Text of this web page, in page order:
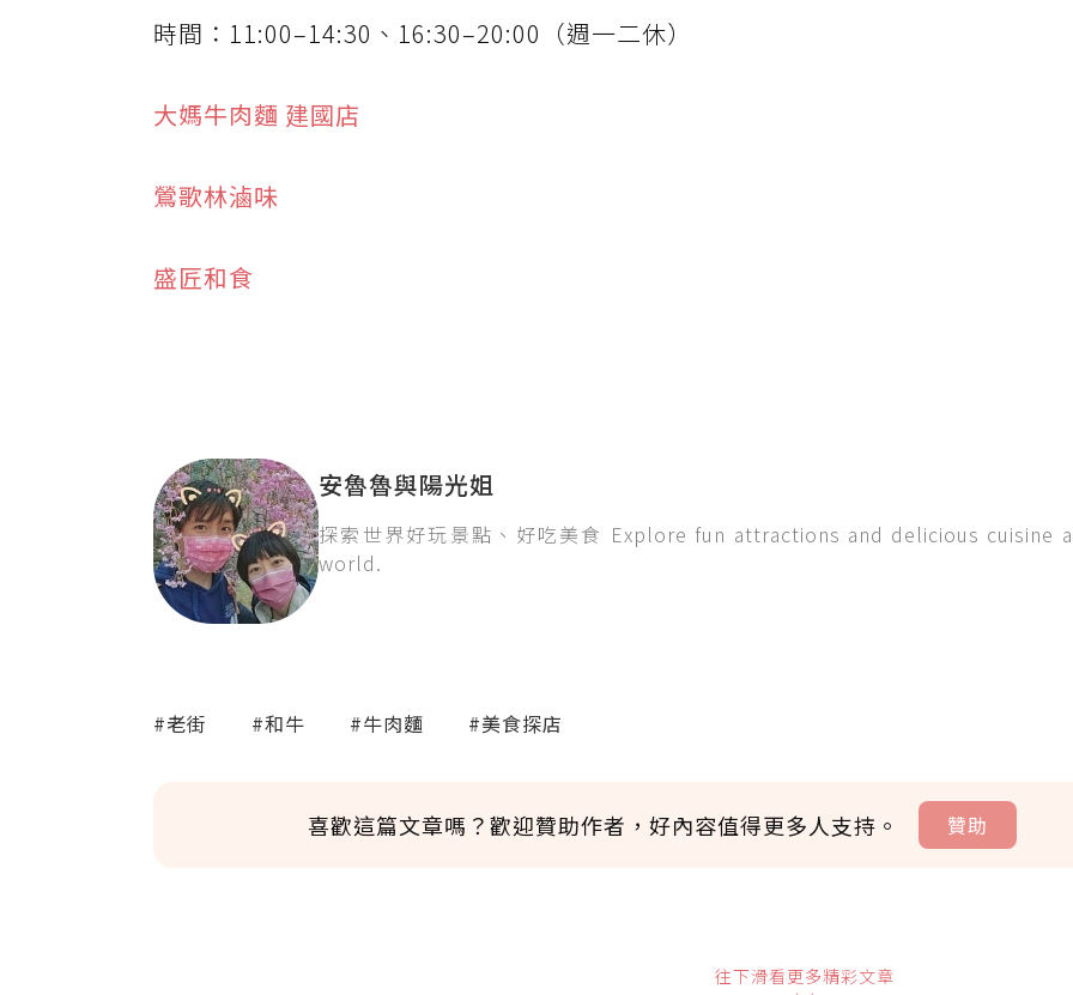
時間：11:00–14:30、16:30–20:00（週一二休）
大媽牛肉麵 建國店
鶯歌林滷味
盛匠和食
安魯魯與陽光姐
探索世界好玩景點、好吃美食 Explore fun attractions and delicious cuisine
world.
#老街 #和牛 #牛肉麵 #美食探店
喜歡這篇文章嗎？歡迎贊助作者，好內容值得更多人支持。 贊助
往下滑看更多精彩文章